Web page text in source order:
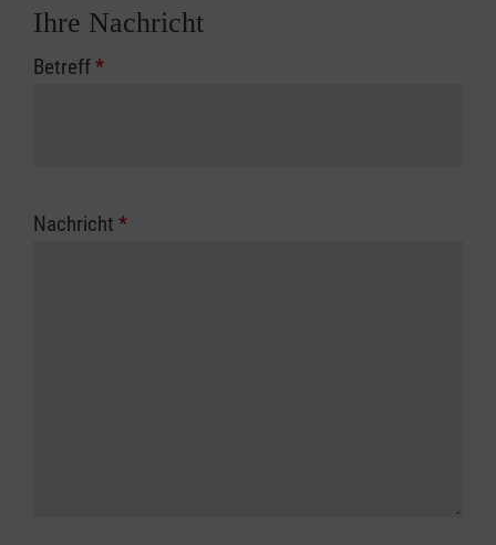
Ihre Nachricht
Betreff*
Nachricht *